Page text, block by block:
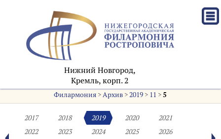
Нижний Новгород,
Кремль, корп. 2
Филармония >Архив >2019 > 11 >5
2017 2018 2019 2020
2021
2022
2023 2024 2025
2026